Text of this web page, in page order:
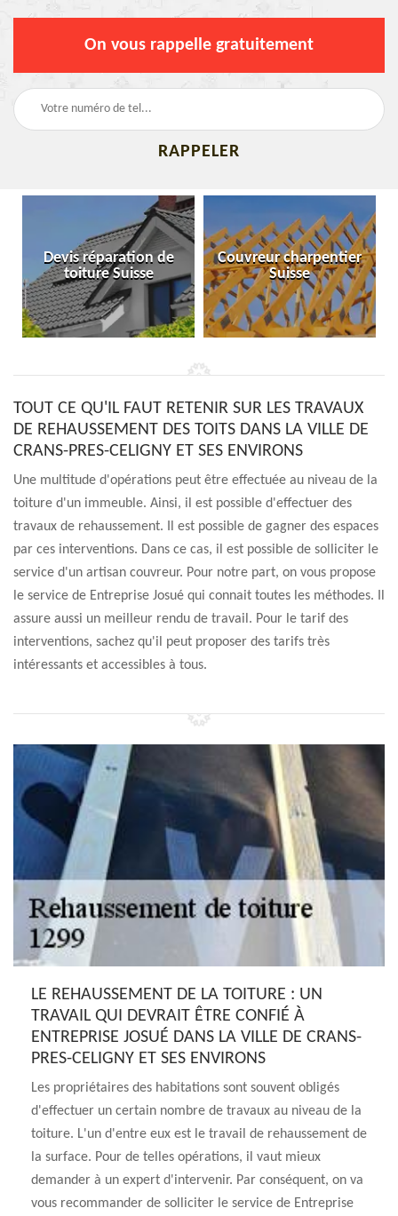
On vous rappelle gratuitement
Devis réparation de
toiture Suisse
Couvreur charpentier
Suisse
TOUT CE QU'IL FAUT RETENIR SUR LES TRAVAUX
DE REHAUSSEMENT DES TOITS DANS LA VILLE DE
CRANS-PRES-CELIGNY ET SES ENVIRONS
Une multitude d'opérations peut être effectuée au niveau de la
toiture d'un immeuble. Ainsi, il est possible d'effectuer des
travaux de rehaussement. Il est possible de gagner des espaces
par ces interventions. Dans ce cas, il est possible de solliciter le
service d'un artisan couvreur. Pour notre part, on vous propose
le service de Entreprise Josué qui connait toutes les méthodes. Il
assure aussi un meilleur rendu de travail. Pour le tarif des
interventions, sachez qu'il peut proposer des tarifs très
intéressants et accessibles à tous.
LE REHAUSSEMENT DE LA TOITURE : UN
TRAVAIL QUI DEVRAIT ÊTRE CONFIÉ À
ENTREPRISE JOSUÉ DANS LA VILLE DE CRANS-
PRES-CELIGNY ET SES ENVIRONS
Les propriétaires des habitations sont souvent obligés
d'effectuer un certain nombre de travaux au niveau de la
toiture. L'un d'entre eux est le travail de rehaussement de
la surface. Pour de telles opérations, il vaut mieux
demander à un expert d'intervenir. Par conséquent, on va
vous recommander de solliciter le service de Entreprise